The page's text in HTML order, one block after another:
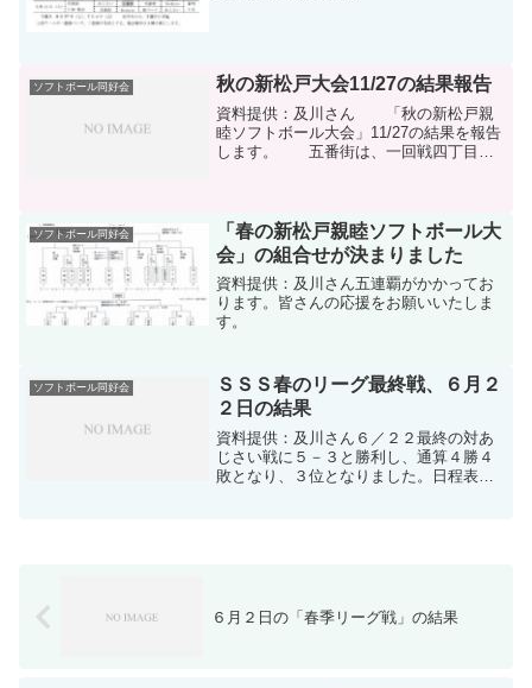
ソフトボール同好会 秋の新松戸大会11/27の結果報告
資料提供：及川さん 「秋の新松戸親
睦ソフトボール大会」11/27の結果を報告
します。 五番街は、一回戦四丁目と
し、6－1と敗...
ソフトボール同好会
「春の新松戸親睦ソフトボール大
会」の組合せが決まりました
資料提供：及川さん五連覇がかかってお
ります。皆さんの応援をお願いいたしま
す。
ソフトボール同好会
ＳＳＳ春のリーグ最終戦、６月２
２日の結果
資料提供：及川さん６／２２最終の対あ
じさい戦に５－３と勝利し、通算４勝４
敗となり、３位となりました。日程表と
６月２日の「春季リーグ戦」の結果